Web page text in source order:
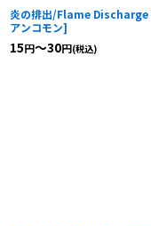
炎の排出/Flame Discharge
アンコモン]
15円～30円(税込)